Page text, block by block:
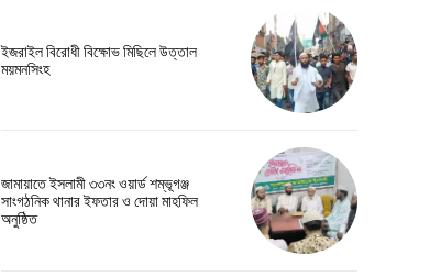
ইজরাইল বিরোধী বিক্ষোভ মিছিলে উত্তাল
ময়মনসিংহ
জামায়াতে ইসলামী ৩৩নং ওয়ার্ড শম্ভূগঞ্জ
সাংগঠনিক থানার ইফতার ও দোয়া মাহফিল
অনুষ্ঠিত